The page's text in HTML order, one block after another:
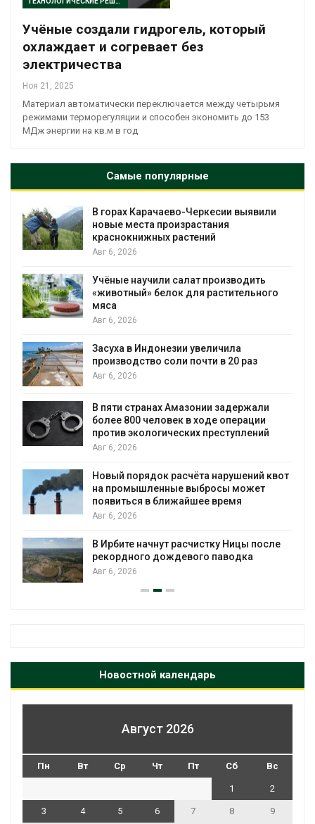
Учёные создали гидрогель, который
охлаждает и согревает без
электричества
Ноя 21, 2025
Материал автоматически переключается между четырьмя
режимами терморегуляции и способен экономить до 153
МДж энергии на кв.м в год
Самые популярные
В горах Карачаево-Черкесии выявили
новые места произрастания
краснокнижных растений
Авг 6, 2026
Учёные научили салат производить
«животный» белок для растительного
мяса
Авг 6, 2026
Засуха в Индонезии увеличила
производство соли почти в 20 раз
Авг 6, 2026
В пяти странах Амазонии задержали
более 800 человек в ходе операции
против экологических преступлений
Авг 6, 2026
Новый порядок расчёта нарушений квот
на промышленные выбросы может
появиться в ближайшее время
Авг 6, 2026
В Ирбите начнут расчистку Ницы после
рекордного дождевого паводка
Авг 6, 2026
Новостной календарь
Август 2026
Пн Вт Ср Чт Пт Сб Вс
1 2
3 4 5 6 7 8 9